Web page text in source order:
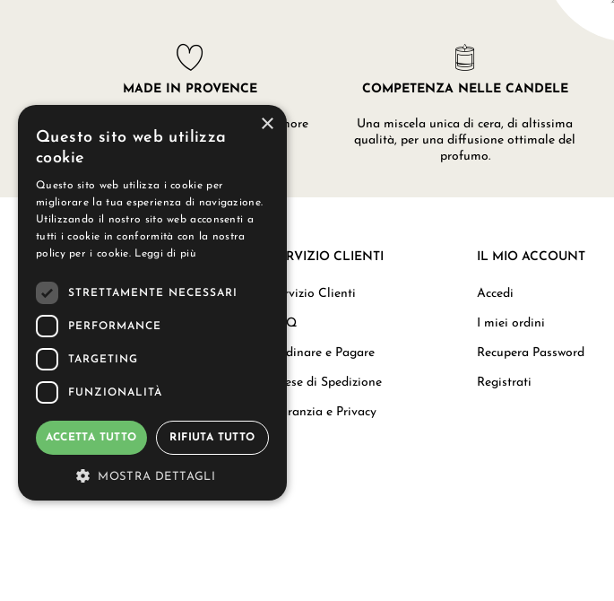
MADE IN PROVENCE
I nostri prodotti sono realizzati con amore
nei nostri laboratori a Grignan.
COMPETENZA NELLE CANDELE
Una miscela unica di cera, di altissima
qualità, per una diffusione ottimale del
profumo.
La nostra storia
Regali aziendali
info@durance.it
SERVIZIO CLIENTI
Servizio Clienti
FAQ
Ordinare e Pagare
Spese di Spedizione
Garanzia e Privacy
IL MIO ACCOUNT
Accedi
I miei ordini
Recupera Password
Registrati
×
Questo sito web utilizza
cookie
Questo sito web utilizza i cookie per
migliorare la tua esperienza di navigazione.
Utilizzando il nostro sito web acconsenti a
tutti i cookie in conformità con la nostra
policy per i cookie. Leggi di più
STRETTAMENTE NECESSARI
PERFORMANCE
TARGETING
FUNZIONALITÀ
ACCETTA TUTTO RIFIUTA TUTTO
MOSTRA DETTAGLI